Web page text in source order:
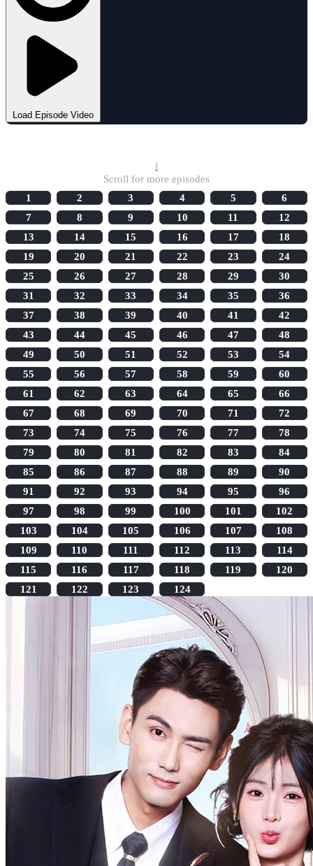
Load Episode Video
↓
Scroll for more episodes
1
2 3 4 5
6
7
8 9 10 11
12
13
14 15 16 17
18
19
20 21 22 23
24
25
26 27 28 29
30
31
32 33 34 35
36
37
38 39 40 41
42
43
44 45 46 47
48
49
50 51 52 53
54
55
56 57 58 59
60
61
62 63 64 65
66
67
68 69 70 71
72
73
74 75 76 77
78
79
80 81 82 83
84
85
86 87 88 89
90
91
92 93 94 95
96
97
98 99 100 101
102
103
104 105 106 107
108
109
110 111 112 113
114
115
116 117 118 119
120
121
122 123 124